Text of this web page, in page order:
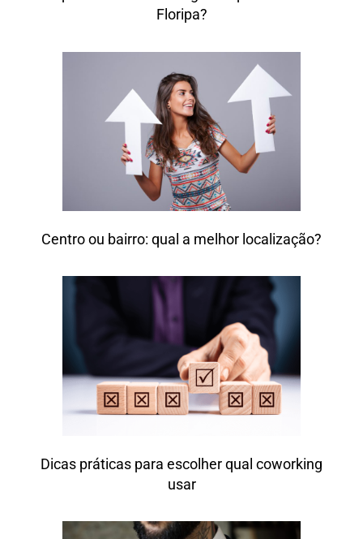
Floripa?
Centro ou bairro: qual a melhor localização?
Dicas práticas para escolher qual coworking
usar